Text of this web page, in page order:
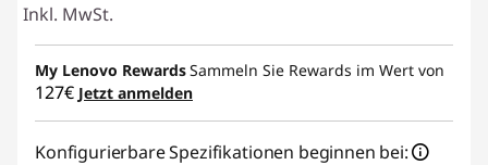
Inkl. MwSt.
My Lenovo RewardsSammeln Sie Rewards im Wert von
127€ Jetzt anmelden
Konfigurierbare Spezifikationen beginnen bei: